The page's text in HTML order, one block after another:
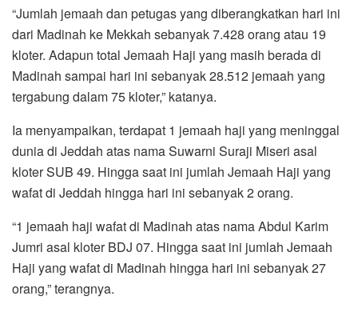
“Jumlah jemaah dan petugas yang diberangkatkan hari ini
dari Madinah ke Mekkah sebanyak 7.428 orang atau 19
kloter. Adapun total Jemaah Haji yang masih berada di
Madinah sampai hari ini sebanyak 28.512 jemaah yang
tergabung dalam 75 kloter,” katanya.
Ia menyampaikan, terdapat 1 jemaah haji yang meninggal
dunia di Jeddah atas nama Suwarni Suraji Miseri asal
kloter SUB 49. Hingga saat ini jumlah Jemaah Haji yang
wafat di Jeddah hingga hari ini sebanyak 2 orang.
“1 jemaah haji wafat di Madinah atas nama Abdul Karim
Jumri asal kloter BDJ 07. Hingga saat ini jumlah Jemaah
Haji yang wafat di Madinah hingga hari ini sebanyak 27
orang,” terangnya.